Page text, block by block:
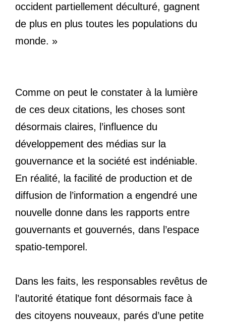
occident partiellement déculturé, gagnent
de plus en plus toutes les populations du
monde. »
Comme on peut le constater à la lumière
de ces deux citations, les choses sont
désormais claires, l’influence du
développement des médias sur la
gouvernance et la société est indéniable.
En réalité, la facilité de production et de
diffusion de l’information a engendré une
nouvelle donne dans les rapports entre
gouvernants et gouvernés, dans l’espace
spatio-temporel.
Dans les faits, les responsables revêtus de
l’autorité étatique font désormais face à
des citoyens nouveaux, parés d’une petite